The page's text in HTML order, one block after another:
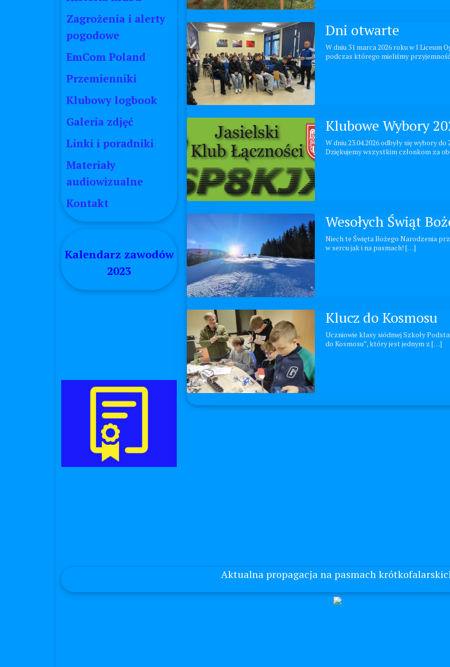
Zagrożenia i alerty
pogodowe
EmCom Poland
Przemienniki
Klubowy logbook
Galeria zdjęć
Linki i poradniki
Materiały
audiowizualne
Kontakt
Kalendarz zawodów
2023
Dni otwarte
W dniu 31 marca 2026 roku w I Liceum
podczas którego mieliśmy
Klubowe Wybory
W dniu 23.04.2026 odbyły się wybory
Dziękujemy wszystkim członkom za
Wesołych Świąt
Niech te Święta Bożego Narodzenia
w sercu jak i na pasmach! […]
Klucz do Kosmosu
Uczniowie klasy siódmej Szkoły
do Kosmosu”, który jest jednym z […]
Aktualna propagacja na pasmach